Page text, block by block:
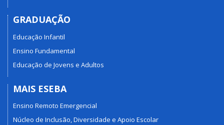
GRADUAÇÃO
Educação Infantil
Ensino Fundamental
Educação de Jovens e Adultos
MAIS ESEBA
Ensino Remoto Emergencial
Núcleo de Inclusão, Diversidade e Apoio Escolar